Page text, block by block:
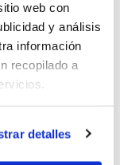
web con
y análisis
información
recopilado a
detalles